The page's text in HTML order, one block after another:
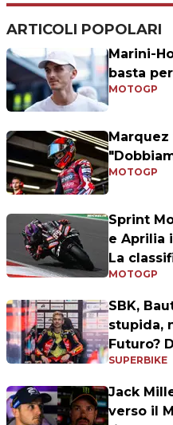
ARTICOLI POPOLARI
Marini-
basta
MOTOGP
MOTOGP
Sprint
e Aprilia
La
MOTOGP
SBK,
stupida,
Futuro?
SUPERBIKE
Jack
verso il